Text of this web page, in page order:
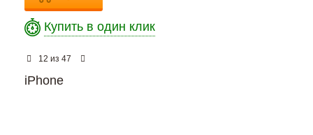
Купить в один клик
12 из 47
iPhone